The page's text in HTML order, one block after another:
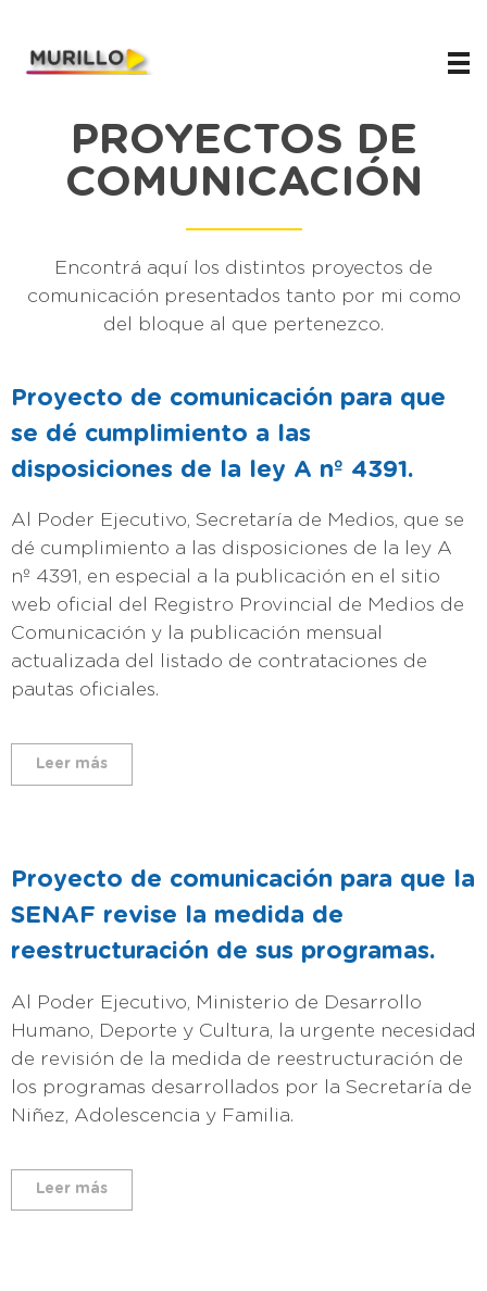
PROYECTOS DE
COMUNICACIÓN
Encontrá aquí los distintos proyectos de
comunicación presentados tanto por mi como
del bloque al que pertenezco.
Proyecto de comunicación para que
se dé cumplimiento a las
disposiciones de la ley A nº 4391.
Al Poder Ejecutivo, Secretaría de Medios, que se
dé cumplimiento a las disposiciones de la ley A
nº 4391, en especial a la publicación en el sitio
web oficial del Registro Provincial de Medios de
Comunicación y la publicación mensual
actualizada del listado de contrataciones de
pautas oficiales.
Leer más
Proyecto de comunicación para que la
SENAF revise la medida de
reestructuración de sus programas.
Al Poder Ejecutivo, Ministerio de Desarrollo
Humano, Deporte y Cultura, la urgente necesidad
de revisión de la medida de reestructuración de
los programas desarrollados por la Secretaría de
Niñez, Adolescencia y Familia.
Leer más